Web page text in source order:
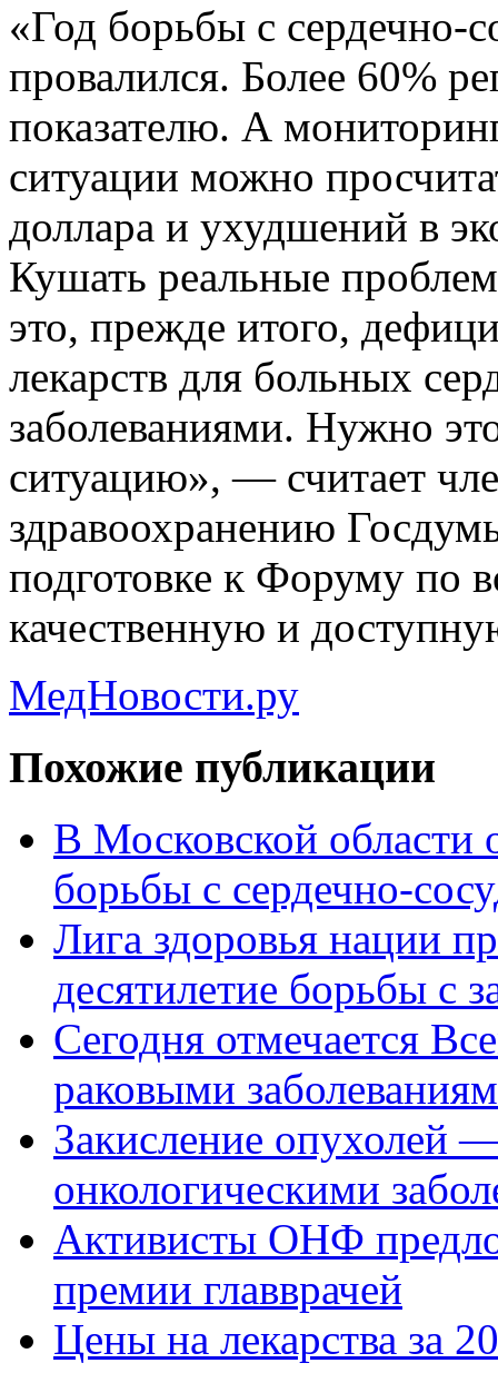
«Год борьбы с сердечно-
провалился. Более 60%
показателю. А
ситуации можно
доллара и ухудшений в
Кушать реальные
это, прежде итого,
лекарств для больных
заболеваниями. Нужно
ситуацию», — считает
здравоохранению
подготовке к Форуму по
качественную и
МедНовости.ру
Похожие публикации
В Московской области
борьбы с сердечно-
Лига здоровья нации
десятилетие борьбы с
Сегодня отмечается
раковыми
Закисление опухолей
онкологическими
Активисты ОНФ
премии главврачей
Цены на лекарства за